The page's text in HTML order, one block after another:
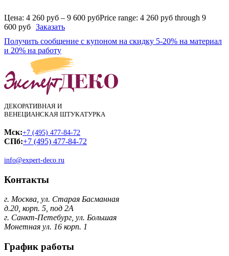
Цена: 4 260 руб – 9 600 рубPrice range: 4 260 руб through 9
600 руб Заказать
Получить сообщение с купоном на скидку 5-20% на материал
и 20% на работу
ДЕКОРАТИВНАЯ И
ВЕНЕЦИАНСКАЯ ШТУКАТУРКА
Мск:+7 (495) 477-84-72
СПб:+7 (495) 477-84-72
info@expert-deco.ru
Контакты
г. Москва, ул. Старая Басманная
д.20, корп. 5, под 2А
г. Санкт-Петебург, ул. Большая
Монетная ул. 16 корп. 1
График работы